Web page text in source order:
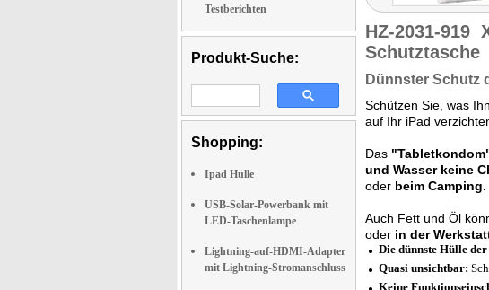
Testberichten
Produkt-Suche:
Shopping:
Ipad Hülle
USB-Solar-Powerbank mit
LED-Taschenlampe
Lightning-auf-HDMI-Adapter
mit Lightning-Stromanschluss
HZ-2031-919
Schutztasche
Dünnster Schutz
Schützen Sie, was
auf Ihr iPad
Das
und Wasser keine
oder beim Camping.
Auch Fett und Öl
oder in der
Die dünnste Hülle
Quasi unsichtbar:
Keine